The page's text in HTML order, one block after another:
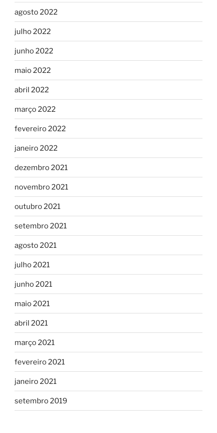
agosto 2022
julho 2022
junho 2022
maio 2022
abril 2022
março 2022
fevereiro 2022
janeiro 2022
dezembro 2021
novembro 2021
outubro 2021
setembro 2021
agosto 2021
julho 2021
junho 2021
maio 2021
abril 2021
março 2021
fevereiro 2021
janeiro 2021
setembro 2019